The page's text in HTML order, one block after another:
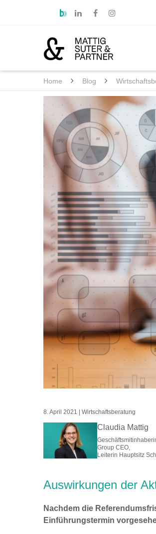
Home Blog
8. April 2021 Wirtschaftsberatung
Claudia Mattig
Group CEO,
Leiterin Hauptsitz
Auswirkungen der
Nachdem die
Einführungstermin